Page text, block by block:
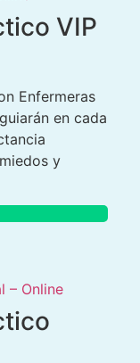
VIP
Enfermeras
en cada
y